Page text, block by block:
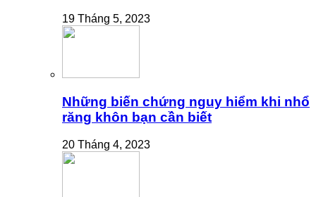
19 Tháng 5, 2023
Những biến chứng nguy hiểm khi nhổ
răng khôn bạn cần biết
20 Tháng 4, 2023